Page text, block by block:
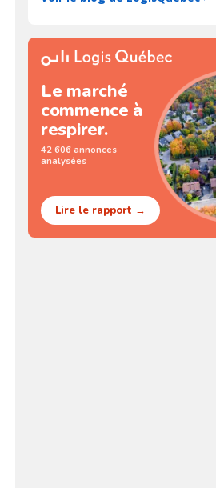
Le marché
commence à
respirer.
42 606 annonces
analysées
Lire le rapport →